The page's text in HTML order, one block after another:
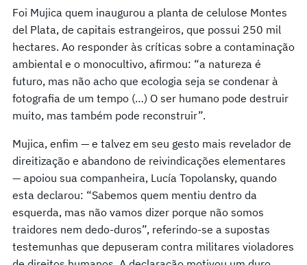
Foi Mujica quem inaugurou a planta de celulose Montes
del Plata, de capitais estrangeiros, que possui 250 mil
hectares. Ao responder às críticas sobre a contaminação
ambiental e o monocultivo, afirmou: “a natureza é
futuro, mas não acho que ecologia seja se condenar à
fotografia de um tempo (…) O ser humano pode destruir
muito, mas também pode reconstruir”.
Mujica, enfim — e talvez em seu gesto mais revelador de
direitização e abandono de reivindicações elementares
— apoiou sua companheira, Lucía Topolansky, quando
esta declarou: “Sabemos quem mentiu dentro da
esquerda, mas não vamos dizer porque não somos
traidores nem dedo-duros”, referindo-se a supostas
testemunhas que depuseram contra militares violadores